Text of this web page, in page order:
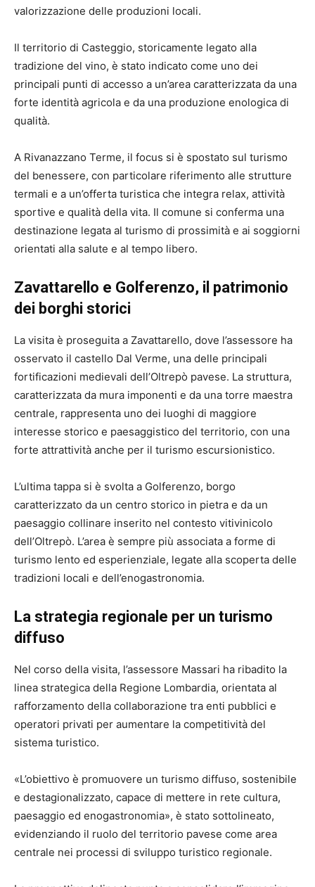
valorizzazione delle produzioni locali.
Il territorio di Casteggio, storicamente legato alla
tradizione del vino, è stato indicato come uno dei
principali punti di accesso a un’area caratterizzata da una
forte identità agricola e da una produzione enologica di
qualità.
A Rivanazzano Terme, il focus si è spostato sul turismo
del benessere, con particolare riferimento alle strutture
termali e a un’offerta turistica che integra relax, attività
sportive e qualità della vita. Il comune si conferma una
destinazione legata al turismo di prossimità e ai soggiorni
orientati alla salute e al tempo libero.
Zavattarello e Golferenzo, il patrimonio
dei borghi storici
La visita è proseguita a Zavattarello, dove l’assessore ha
osservato il castello Dal Verme, una delle principali
fortificazioni medievali dell’Oltrepò pavese. La struttura,
caratterizzata da mura imponenti e da una torre maestra
centrale, rappresenta uno dei luoghi di maggiore
interesse storico e paesaggistico del territorio, con una
forte attrattività anche per il turismo escursionistico.
L’ultima tappa si è svolta a Golferenzo, borgo
caratterizzato da un centro storico in pietra e da un
paesaggio collinare inserito nel contesto vitivinicolo
dell’Oltrepò. L’area è sempre più associata a forme di
turismo lento ed esperienziale, legate alla scoperta delle
tradizioni locali e dell’enogastronomia.
La strategia regionale per un turismo
diffuso
Nel corso della visita, l’assessore Massari ha ribadito la
linea strategica della Regione Lombardia, orientata al
rafforzamento della collaborazione tra enti pubblici e
operatori privati per aumentare la competitività del
sistema turistico.
«L’obiettivo è promuovere un turismo diffuso, sostenibile
e destagionalizzato, capace di mettere in rete cultura,
paesaggio ed enogastronomia», è stato sottolineato,
evidenziando il ruolo del territorio pavese come area
centrale nei processi di sviluppo turistico regionale.